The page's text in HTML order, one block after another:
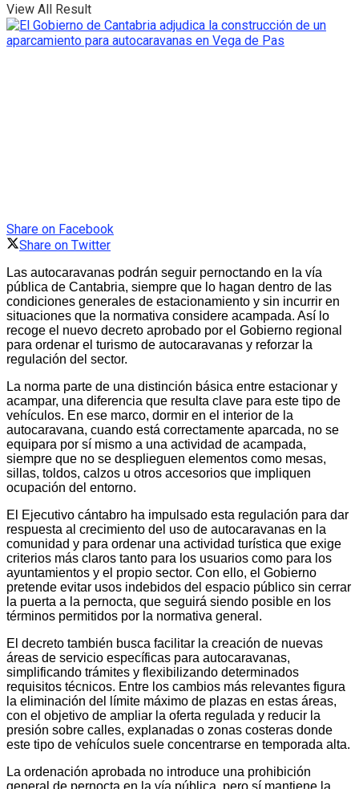
View All Result
Share on Facebook
Share on Twitter
Las autocaravanas podrán seguir pernoctando en la vía
pública de Cantabria, siempre que lo hagan dentro de las
condiciones generales de estacionamiento y sin incurrir en
situaciones que la normativa considere acampada. Así lo
recoge el nuevo decreto aprobado por el Gobierno regional
para ordenar el turismo de autocaravanas y reforzar la
regulación del sector.
La norma parte de una distinción básica entre estacionar y
acampar, una diferencia que resulta clave para este tipo de
vehículos. En ese marco, dormir en el interior de la
autocaravana, cuando está correctamente aparcada, no se
equipara por sí mismo a una actividad de acampada,
siempre que no se desplieguen elementos como mesas,
sillas, toldos, calzos u otros accesorios que impliquen
ocupación del entorno.
El Ejecutivo cántabro ha impulsado esta regulación para dar
respuesta al crecimiento del uso de autocaravanas en la
comunidad y para ordenar una actividad turística que exige
criterios más claros tanto para los usuarios como para los
ayuntamientos y el propio sector. Con ello, el Gobierno
pretende evitar usos indebidos del espacio público sin cerrar
la puerta a la pernocta, que seguirá siendo posible en los
términos permitidos por la normativa general.
El decreto también busca facilitar la creación de nuevas
áreas de servicio específicas para autocaravanas,
simplificando trámites y flexibilizando determinados
requisitos técnicos. Entre los cambios más relevantes figura
la eliminación del límite máximo de plazas en estas áreas,
con el objetivo de ampliar la oferta regulada y reducir la
presión sobre calles, explanadas o zonas costeras donde
este tipo de vehículos suele concentrarse en temporada alta.
La ordenación aprobada no introduce una prohibición